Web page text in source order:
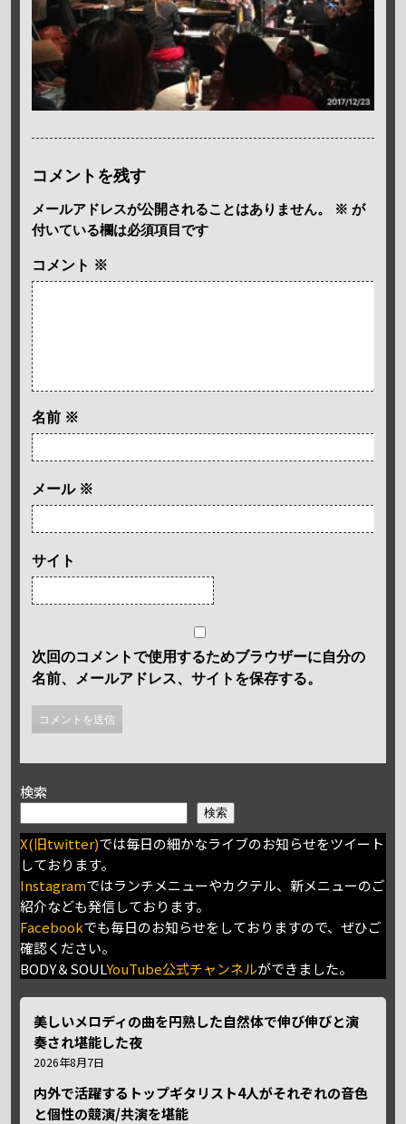
コメントを残す
メールアドレスが公開されることはありません。 ※ が
付いている欄は必須項目です
コメント ※
名前 ※
メール ※
サイト
次回のコメントで使用するためブラウザーに自分の
名前、メールアドレス、サイトを保存する。
検索
検索
X(旧twitter)では毎日の細かなライブのお知らせをツイート
しております。
Instagramではランチメニューやカクテル、新メニューのご
紹介なども発信しております。
Facebookでも毎日のお知らせをしておりますので、ぜひご
確認ください。
BODY＆SOULYouTube公式チャンネルができました。
美しいメロディの曲を円熟した自然体で伸び伸びと演
奏され堪能した夜
2026年8月7日
内外で活躍するトップギタリスト4人がそれぞれの音色
と個性の競演/共演を堪能